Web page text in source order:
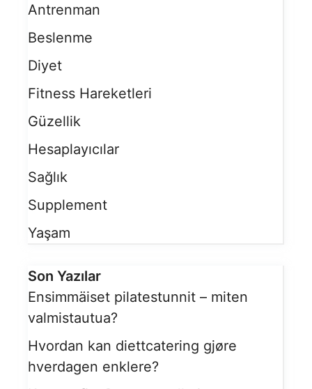
Antrenman
Beslenme
Diyet
Fitness Hareketleri
Güzellik
Hesaplayıcılar
Sağlık
Supplement
Yaşam
Son Yazılar
Ensimmäiset pilatestunnit – miten
valmistautua?
Hvordan kan diettcatering gjøre
hverdagen enklere?